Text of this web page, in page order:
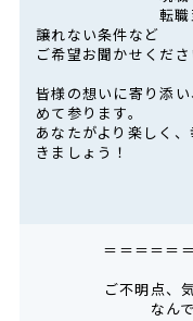
転職
譲れない条件など
ご希望お聞かせくだ
皆様の想いに寄り添
めて参ります。
あなたがより楽しく
きましょう！
＝＝＝＝＝
ご不明点、
なん